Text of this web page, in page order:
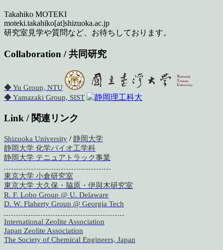
Takahiko MOTEKI
moteki.takahiko[at]shizuoka.ac.jp
研究室見学や質問など、お待ちしております。
Collaboration / 共同研究
◆ Yu Group, NTU
◆ Yamazaki Group, SIST
Link / 関連リンク
Shizuoka University /静岡大学
静岡大学 化学バイオ工学科
静岡大学 テニュアトラック事業
東京大学 小倉研究室
東京大学 大久保・脇原・伊與木研究室
R. F. Lobo Group @ U. Delaware
D. W. Flaherty Group @ Georgia Tech
International Zeolite Association
Japan Zeolite Association
The Society of Chemical Engineers, Japan